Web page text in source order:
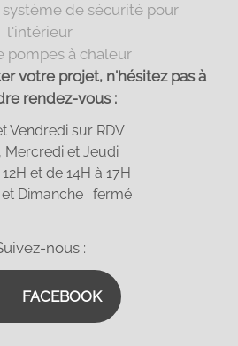
de sécurité pour
l'intérieur
pompes à chaleur
votre projet, n'hésitez pas à
rendez-vous :
Vendredi sur RDV
Mercredi et Jeudi
et de 14H à 17H
Dimanche : fermé
nous :
FACEBOOK